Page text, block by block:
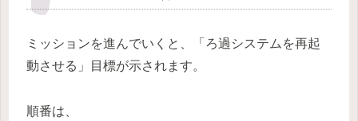
ミッションを進んでいくと、「ろ過システムを再起
動させる」目標が示されます。
順番は、